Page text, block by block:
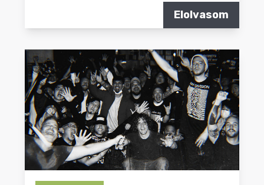
Elolvasom